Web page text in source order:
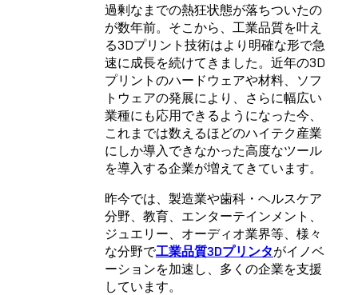
過剰なまでの熱狂状態が落ちついたの
が数年前。そこから、工業品質を叶え
る3Dプリント技術はより明確な形で急
速に成長を続けてきました。近年の3D
プリントのハードウェアや材料、ソフ
トウェアの発展により、さらに幅広い
業種にも応用できるようになった今、
これまでは数えるほどのハイテク産業
にしか導入できなかった高度なツール
を導入する企業が増えてきています。
昨今では、製造業や歯科・ヘルスケア
分野、教育、エンターテインメント、
ジュエリー、オーディオ業界等、様々
な分野で工業品質3Dプリンタがイノベ
ーションを加速し、多くの企業を支援
しています。